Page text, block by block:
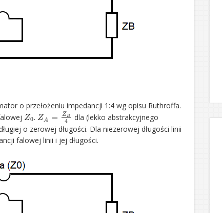
o przełożeniu impedancji 1:4 wg opisu Ruthroffa.
Z0
.
ZA=ZB4
dla (lekko abstrakcyjnego
o zerowej długości. Dla niezerowej długości linii
falowej linii i jej długości.